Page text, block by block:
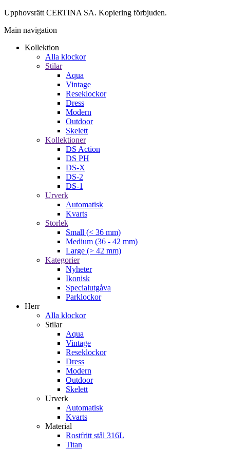
Upphovsrätt CERTINA SA. Kopiering förbjuden.
Main navigation
Kollektion
Alla klockor
Stilar
Aqua
Vintage
Reseklockor
Dress
Modern
Outdoor
Skelett
Kollektioner
DS Action
DS PH
DS-X
DS-2
DS-1
Urverk
Automatisk
Kvarts
Storlek
Small (< 36 mm)
Medium (36 - 42 mm)
Large (> 42 mm)
Kategorier
Nyheter
Ikonisk
Specialutgåva
Parklockor
Herr
Alla klockor
Stilar
Aqua
Vintage
Reseklockor
Dress
Modern
Outdoor
Skelett
Urverk
Automatisk
Kvarts
Material
Rostfritt stål 316L
Titan